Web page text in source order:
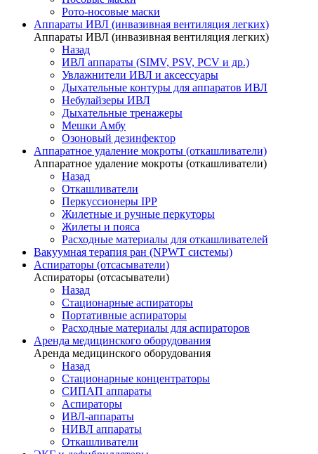
Рото-носовые маски
Аппараты ИВЛ (инвазивная вентиляция легких)
Аппараты ИВЛ (инвазивная вентиляция легких)
Назад
ИВЛ аппараты (SIMV, PSV, PCV и др.)
Увлажнители ИВЛ и аксессуары
Дыхательные контуры для аппаратов ИВЛ
Небулайзеры ИВЛ
Дыхательные тренажеры
Мешки Амбу
Озоновый дезинфектор
Аппаратное удаление мокроты (откашливатели)
Аппаратное удаление мокроты (откашливатели)
Назад
Откашливатели
Перкуссионеры IPP
Жилетные и ручные перкуторы
Жилеты и пояса
Расходные материалы для откашливателей
Вакуумная терапия ран (NPWT системы)
Аспираторы (отсасыватели)
Аспираторы (отсасыватели)
Назад
Стационарные аспираторы
Портативные аспираторы
Расходные материалы для аспираторов
Аренда медицинского оборудования
Аренда медицинского оборудования
Назад
Стационарные концентраторы
СИПАП аппараты
Аспираторы
ИВЛ-аппараты
НИВЛ аппараты
Откашливатели